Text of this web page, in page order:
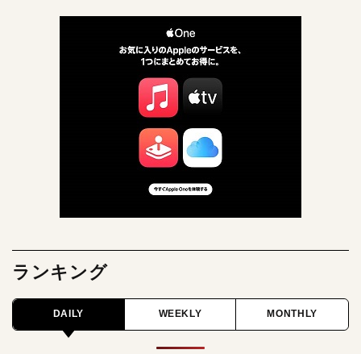
ランキング
DAILY WEEKLY MONTHLY